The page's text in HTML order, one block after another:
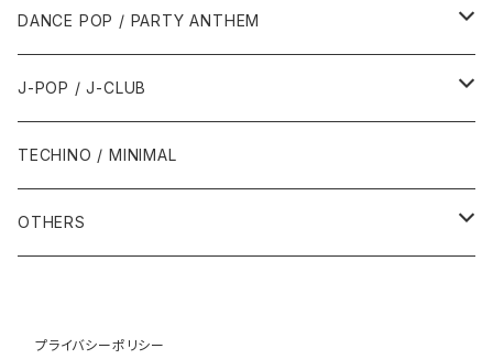
1995年
1996年
2001年
2005年
2010年
2011年
1999年
2001年
2005年
1987年
1990年
1991年
2000年代
1990年
1991年
2000年代
2000年
2001年
1980年代
1985年・以前
1986年
1990年代
1990年
1991年
1993年
2000年代
2000年
2002年
DANCE POP / PARTY ANTHEM
1980年代
1988年・以前
1989年
1990年代
1990年
1992年
2000年代
2001年
J-POP / J-CLUB
1980年代
1990年代
1991年
2000年
TECHINO / MINIMAL
OTHERS
1985年・以前
1990年代
プライバシーポリシー